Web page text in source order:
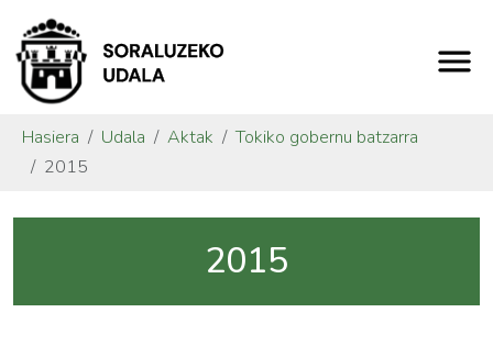
Hasiera Udala Aktak
Tokiko gobernu batzarra
2015
2015